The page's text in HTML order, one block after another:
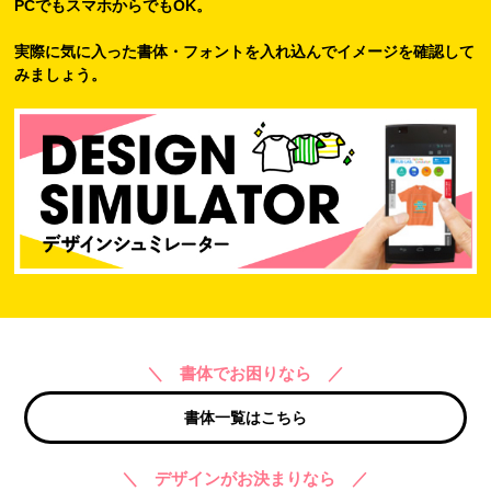
PCでもスマホからでもOK。
実際に気に入った書体・フォントを入れ込んでイメージを確認して
みましょう。
＼ 書体でお困りなら ／
書体一覧はこちら
＼ デザインがお決まりなら ／